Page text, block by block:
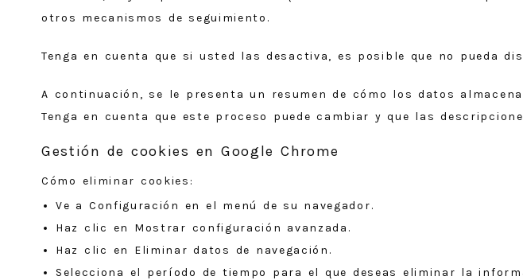
otros mecanismos de seguimiento.
Tenga en cuenta que si usted las desactiva, es posible que no pueda
A continuación, se le presenta un resumen de cómo los datos
Tenga en cuenta que este proceso puede cambiar y que las
Gestión de cookies en Google Chrome
Cómo eliminar cookies:
Ve a Configuración en el menú de su navegador.
Haz clic en Mostrar configuración avanzada.
Haz clic en Eliminar datos de navegación.
Selecciona el período de tiempo para el que deseas eliminar la